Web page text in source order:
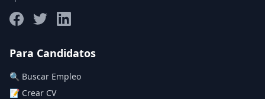
Deja vacío para "sin límite"
Para Candidatos
🔍 Buscar Empleo
📝 Crear CV